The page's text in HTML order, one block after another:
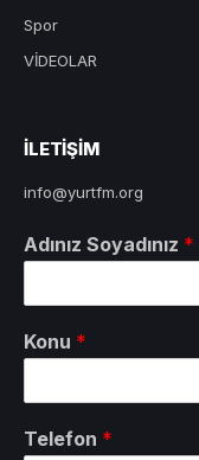
Spor
VİDEOLAR
ILETIŞIM
info@yurtfm.org
Adınız Soyadınız *
Konu *
Telefon *